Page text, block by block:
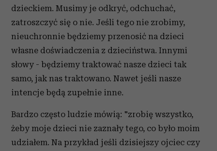
dzieckiem. Musimy je odkryć, odchuchać,
zatroszczyć się o nie. Jeśli tego nie zrobimy,
nieuchronnie będziemy przenosić na dzieci
własne doświadczenia z dzieciństwa. Innymi
słowy - będziemy traktować nasze dzieci tak
samo, jak nas traktowano. Nawet jeśli nasze
intencje będą zupełnie inne.
Bardzo często ludzie mówią: "zrobię wszystko,
żeby moje dzieci nie zaznały tego, co było moim
udziałem. Na przykład jeśli dzisiejszy ojciec czy